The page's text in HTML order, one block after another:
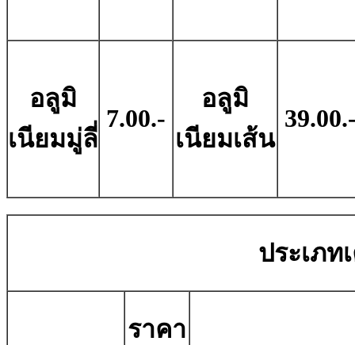
อลูมิ
เนียมมู่ลี่
7.00.-
อลูมิ
เนียมเส้น
ประเภท
ราคา